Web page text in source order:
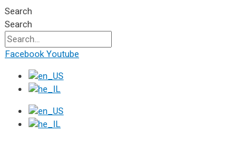
Skip
to
content
Search
Search
FacebookYoutube